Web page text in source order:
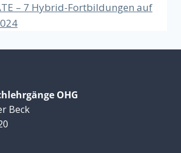
– 7 Hybrid-Fortbildungen auf
OHG
Beck